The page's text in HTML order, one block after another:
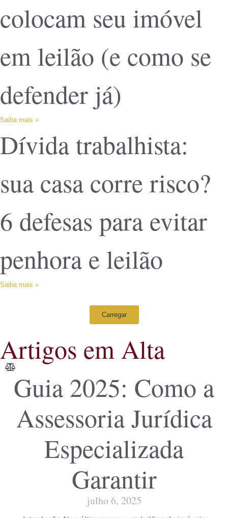
colocam seu imóvel
em leilão (e como se
defender já)
Saiba mais »
Dívida trabalhista:
sua casa corre risco?
6 defesas para evitar
penhora e leilão
Saiba mais »
Carregar
Artigos em Alta
Guia 2025: Como a
Assessoria Jurídica
Especializada
Garantir
julho 6, 2025